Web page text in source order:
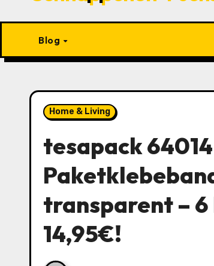
Blog
Home & Living
tesapack
transparent – 6
14,95€!